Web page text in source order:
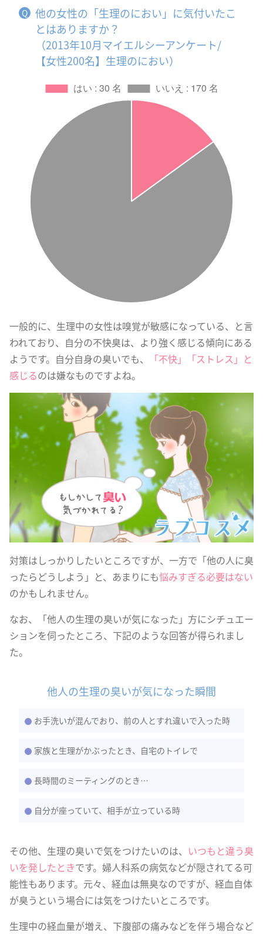
他の女性の「生理のにおい」に気付いたこ
とはありますか？
（2013年10月マイエルシーアンケート/
【女性200名】生理のにおい）
一般的に、生理中の女性は嗅覚が敏感になっている、と言
われており、自分の不快臭は、より強く感じる傾向にある
ようです。自分自身の臭いでも、
「不快」「ストレス」と
感じるのは嫌なものですよね。
対策はしっかりしたいところですが、一方で「他の人に臭
ったらどうしよう」と、あまりにも悩みすぎる必要はない
のかもしれません。
なお、「他人の生理の臭いが気になった」方にシチュエー
ションを伺ったところ、下記のような回答が得られまし
た。
他人の生理の臭いが気になった瞬間
お手洗いが混んでおり、前の人とすれ違いで入った時
家族と生理がかぶったとき、自宅のトイレで
長時間のミーティングのとき…
自分が座っていて、相手が立っている時
その他、生理の臭いで気をつけたいのは、 いつもと違う臭
いを発したときです。婦人科系の病気などが隠されてる可
能性もあります。元々、経血は無臭なのですが、経血自体
が臭うという場合には気をつけたいところです。
生理中の経血量が増え、下腹部の痛みなどを伴う場合など